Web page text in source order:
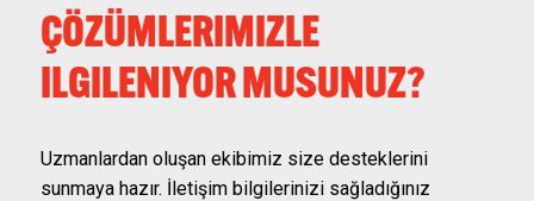
ÇÖZÜMLERIMIZLE
ILGILENIYOR MUSUNUZ?
Uzmanlardan oluşan ekibimiz size desteklerini
sunmaya hazır. İletişim bilgilerinizi sağladığınız